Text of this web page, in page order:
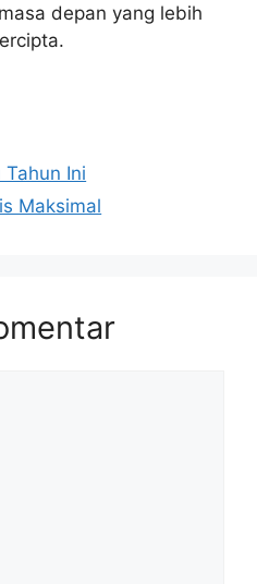
depan yang lebih
Ini
Maksimal